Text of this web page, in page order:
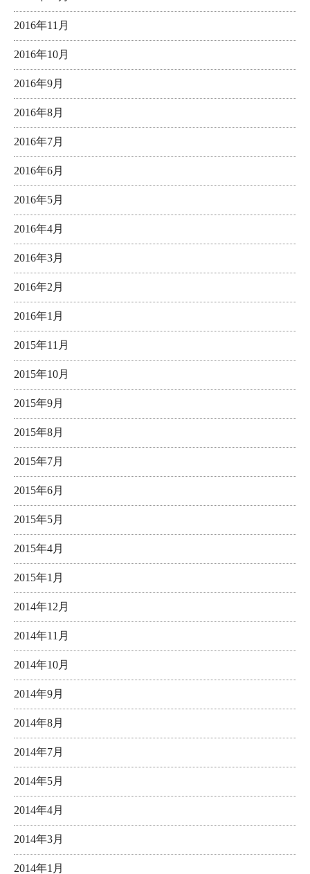
2016年11月
2016年10月
2016年9月
2016年8月
2016年7月
2016年6月
2016年5月
2016年4月
2016年3月
2016年2月
2016年1月
2015年11月
2015年10月
2015年9月
2015年8月
2015年7月
2015年6月
2015年5月
2015年4月
2015年1月
2014年12月
2014年11月
2014年10月
2014年9月
2014年8月
2014年7月
2014年5月
2014年4月
2014年3月
2014年1月